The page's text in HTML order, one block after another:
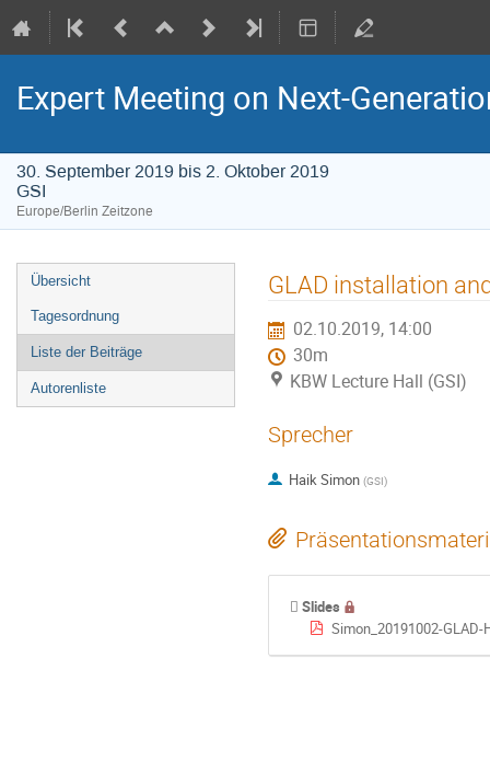
Expert Meeting on Next-
30. September 2019 bis 2. Oktober 2019
GSI
Europe/Berlin Zeitzone
Veranstaltungsmenü
Übersicht
Tagesordnung
Liste der Beiträge
Autorenliste
GLAD installation
02.10.2019, 14:00
30m
KBW Lecture Hall (GSI)
Sprecher
Haik Simon (GSI)
Slides
Simon_20191002-